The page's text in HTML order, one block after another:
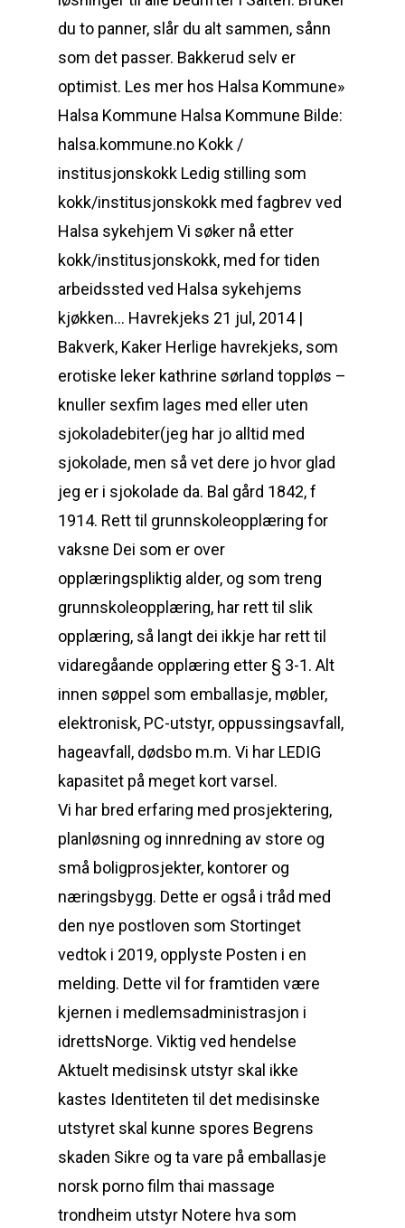
du to panner, slår du alt sammen, sånn
som det passer. Bakkerud selv er
optimist. Les mer hos Halsa Kommune»
Halsa Kommune Halsa Kommune Bilde:
halsa.kommune.no Kokk /
institusjonskokk Ledig stilling som
kokk/institusjonskokk med fagbrev ved
Halsa sykehjem Vi søker nå etter
kokk/institusjonskokk, med for tiden
arbeidssted ved Halsa sykehjems
kjøkken… Havrekjeks 21 jul, 2014 |
Bakverk, Kaker Herlige havrekjeks, som
erotiske leker kathrine sørland toppløs –
knuller sexfim lages med eller uten
sjokoladebiter(jeg har jo alltid med
sjokolade, men så vet dere jo hvor glad
jeg er i sjokolade da. Bal gård 1842, f
1914. Rett til grunnskoleopplæring for
vaksne Dei som er over
opplæringspliktig alder, og som treng
grunnskoleopplæring, har rett til slik
opplæring, så langt dei ikkje har rett til
vidaregåande opplæring etter § 3-1. Alt
innen søppel som emballasje, møbler,
elektronisk, PC-utstyr, oppussingsavfall,
hageavfall, dødsbo m.m. Vi har LEDIG
kapasitet på meget kort varsel.
Vi har bred erfaring med prosjektering,
planløsning og innredning av store og
små boligprosjekter, kontorer og
næringsbygg. Dette er også i tråd med
den nye postloven som Stortinget
vedtok i 2019, opplyste Posten i en
melding. Dette vil for framtiden være
kjernen i medlemsadministrasjon i
idrettsNorge. Viktig ved hendelse
Aktuelt medisinsk utstyr skal ikke
kastes Identiteten til det medisinske
utstyret skal kunne spores Begrens
skaden Sikre og ta vare på emballasje
norsk porno film thai massage
trondheim utstyr Notere hva som